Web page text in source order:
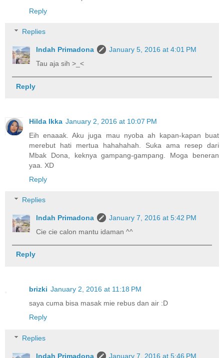
Reply
Replies
Indah Primadona
January 5, 2016 at 4:01 PM
Tau aja sih >_<
Reply
Hilda Ikka January 2, 2016 at 10:07 PM
Eih enaaak. Aku juga mau nyoba ah kapan-kapan buat
merebut hati mertua hahahahah. Suka ama resep dari
Mbak Dona, keknya gampang-gampang. Moga beneran
yaa. XD
Reply
Replies
Indah Primadona
January 7, 2016 at 5:42 PM
Cie cie calon mantu idaman ^^
Reply
brizki January 2, 2016 at 11:18 PM
saya cuma bisa masak mie rebus dan air :D
Reply
Replies
Indah Primadona
January 7, 2016 at 5:46 PM